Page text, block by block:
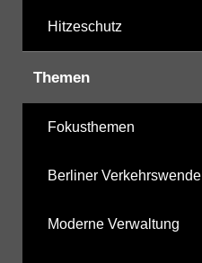
Hitzeschutz
Themen
Fokusthemen
Berliner Verkehrswende
Moderne Verwaltung